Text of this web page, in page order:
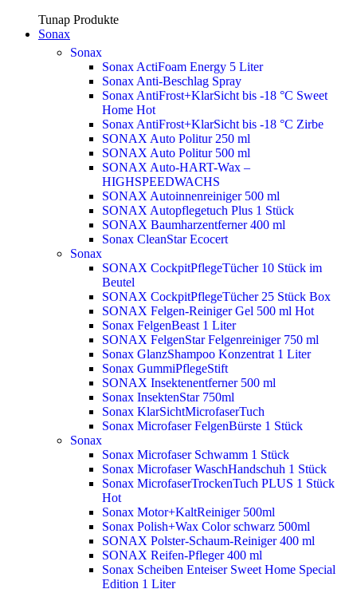
Tunap Produkte
Sonax
Sonax
Sonax ActiFoam Energy 5 Liter
Sonax Anti-Beschlag Spray
Sonax AntiFrost+KlarSicht bis -18 °C Sweet
Home Hot
Sonax AntiFrost+KlarSicht bis -18 °C Zirbe
SONAX Auto Politur 250 ml
SONAX Auto Politur 500 ml
SONAX Auto-HART-Wax –
HIGHSPEEDWACHS
SONAX Autoinnenreiniger 500 ml
SONAX Autopflegetuch Plus 1 Stück
SONAX Baumharzentferner 400 ml
Sonax CleanStar Ecocert
Sonax
SONAX CockpitPflegeTücher 10 Stück im
Beutel
SONAX CockpitPflegeTücher 25 Stück Box
SONAX Felgen-Reiniger Gel 500 ml Hot
Sonax FelgenBeast 1 Liter
SONAX FelgenStar Felgenreiniger 750 ml
Sonax GlanzShampoo Konzentrat 1 Liter
Sonax GummiPflegeStift
SONAX Insektenentferner 500 ml
Sonax InsektenStar 750ml
Sonax KlarSichtMicrofaserTuch
Sonax Microfaser FelgenBürste 1 Stück
Sonax
Sonax Microfaser Schwamm 1 Stück
Sonax Microfaser WaschHandschuh 1 Stück
Sonax MicrofaserTrockenTuch PLUS 1 Stück
Hot
Sonax Motor+KaltReiniger 500ml
Sonax Polish+Wax Color schwarz 500ml
SONAX Polster-Schaum-Reiniger 400 ml
SONAX Reifen-Pfleger 400 ml
Sonax Scheiben Enteiser Sweet Home Special
Edition 1 Liter